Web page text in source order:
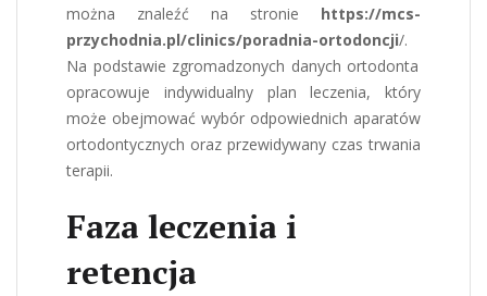
można znaleźć na stronie
https://mcs-
przychodnia.pl/clinics/poradnia-ortodoncji/.
Na podstawie zgromadzonych danych ortodonta
opracowuje indywidualny plan leczenia, który
może obejmować wybór odpowiednich aparatów
ortodontycznych oraz przewidywany czas trwania
terapii.
Faza leczenia i
retencja